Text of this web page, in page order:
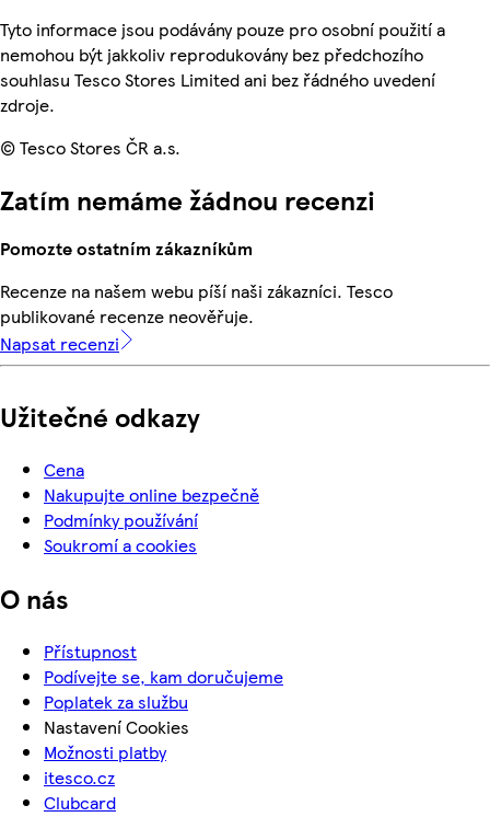
Tyto informace jsou podávány pouze pro osobní použití a
nemohou být jakkoliv reprodukovány bez předchozího
souhlasu Tesco Stores Limited ani bez řádného uvedení
zdroje.
© Tesco Stores ČR a.s.
Zatím nemáme žádnou recenzi
Pomozte ostatním zákazníkům
Recenze na našem webu píší naši zákazníci. Tesco
publikované recenze neověřuje.
Napsat recenzi
Užitečné odkazy
Cena
Nakupujte online bezpečně
Podmínky používání
Soukromí a cookies
O nás
Přístupnost
Podívejte se, kam doručujeme
Poplatek za službu
Nastavení Cookies
Možnosti platby
itesco.cz
Clubcard